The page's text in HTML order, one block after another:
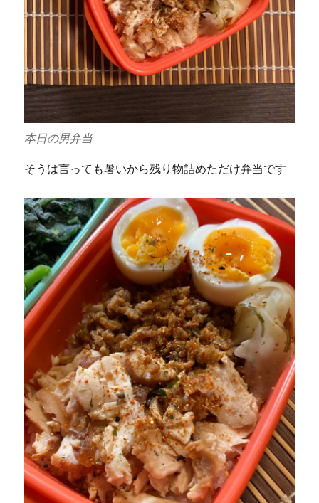
本日の男弁当
そうは言っても暑いから残り物詰めただけ弁当です